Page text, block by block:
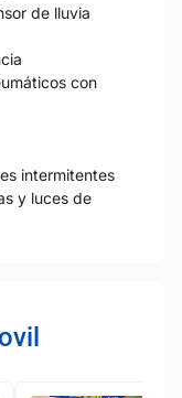
de lluvia
con
intermitentes
y luces de